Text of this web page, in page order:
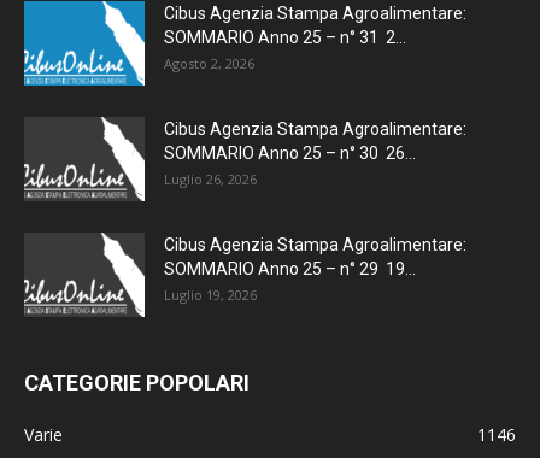
Cibus Agenzia Stampa Agroalimentare:
SOMMARIO Anno 25 – n° 31 2...
Agosto 2, 2026
Cibus Agenzia Stampa Agroalimentare:
SOMMARIO Anno 25 – n° 30 26...
Luglio 26, 2026
Cibus Agenzia Stampa Agroalimentare:
SOMMARIO Anno 25 – n° 29 19...
Luglio 19, 2026
CATEGORIE POPOLARI
Varie
1146